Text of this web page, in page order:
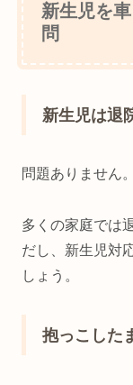
新生児を
問
新生児は退
問題ありません。
多くの家庭では
だし、新生児対
しょう。
抱っこした